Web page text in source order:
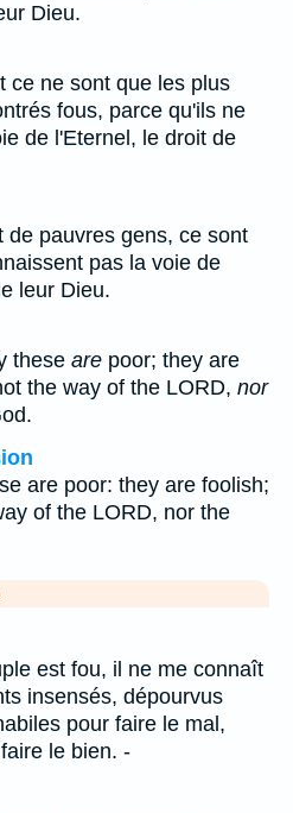
Dieu.
ce ne sont que les plus
fous, parce qu'ils ne
de l'Eternel, le droit de
de pauvres gens, ce sont
pas la voie de
leur Dieu.
these are poor; they are
the way of the LORD, nor
are poor: they are foolish;
of the LORD, nor the
est fou, il ne me connaît
insensés, dépourvus
pour faire le mal,
le bien. -